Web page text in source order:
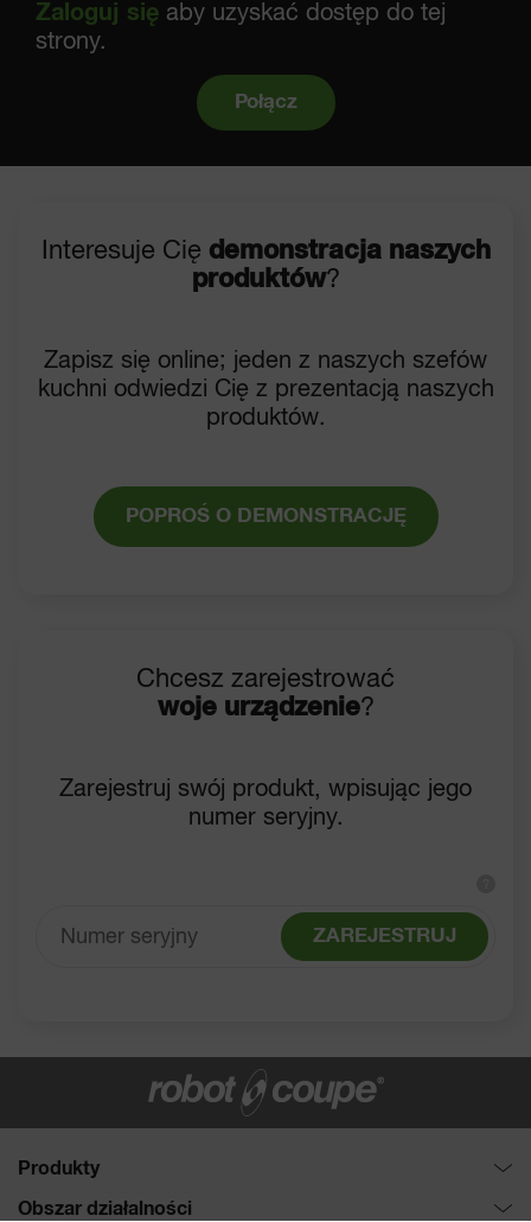
Zaloguj się aby uzyskać dostęp do tej
strony.
Połącz
Interesuje Cię demonstracja naszych
produktów?
Zapisz się online; jeden z naszych szefów
kuchni odwiedzi Cię z prezentacją naszych
produktów.
POPROŚ O DEMONSTRACJĘ
Chcesz zarejestrować
woje urządzenie?
Zarejestruj swój produkt, wpisując jego
numer seryjny.
ZAREJESTRUJ
Produkty
Roboty wielofunkcyjne: Cutter-wilk & Szatkownica do
Obszar działalności